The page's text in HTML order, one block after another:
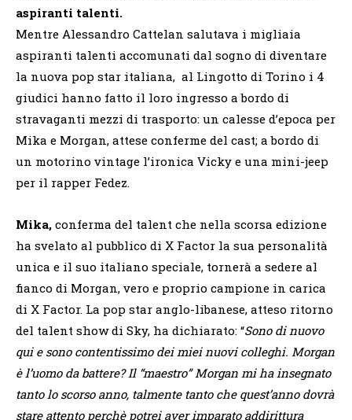
aspiranti talenti.
Mentre Alessandro Cattelan salutava i migliaia
aspiranti talenti accomunati dal sogno di diventare
la nuova pop star italiana, al Lingotto di Torino i 4
giudici hanno fatto il loro ingresso a bordo di
stravaganti mezzi di trasporto: un calesse d’epoca per
Mika e Morgan, attese conferme del cast; a bordo di
un motorino vintage l’ironica Vicky e una mini-jeep
per il rapper Fedez.
Mika, conferma del talent che nella scorsa edizione
ha svelato al pubblico di X Factor la sua personalità
unica e il suo italiano speciale, tornerà a sedere al
fianco di Morgan, vero e proprio campione in carica
di X Factor. La pop star anglo-libanese, atteso ritorno
del talent show di Sky, ha dichiarato: “Sono di nuovo
qui e sono contentissimo dei miei nuovi colleghi. Morgan
è l’uomo da battere? Il “maestro” Morgan mi ha insegnato
tanto lo scorso anno, talmente tanto che quest’anno dovrà
stare attento perchè potrei aver imparato addirittura